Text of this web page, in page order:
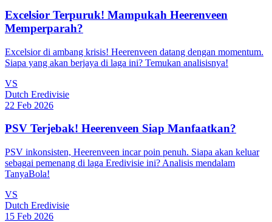
Excelsior Terpuruk! Mampukah Heerenveen
Memperparah?
Excelsior di ambang krisis! Heerenveen datang dengan momentum.
Siapa yang akan berjaya di laga ini? Temukan analisisnya!
VS
Dutch Eredivisie
22 Feb 2026
PSV Terjebak! Heerenveen Siap Manfaatkan?
PSV inkonsisten, Heerenveen incar poin penuh. Siapa akan keluar
sebagai pemenang di laga Eredivisie ini? Analisis mendalam
TanyaBola!
VS
Dutch Eredivisie
15 Feb 2026